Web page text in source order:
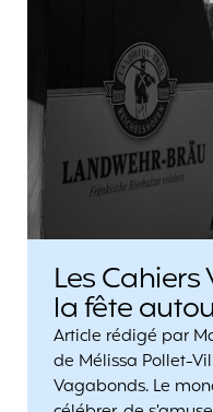
Les
la fête
Article rédigé par
de Mélissa Pollet-
Vagabonds. Le